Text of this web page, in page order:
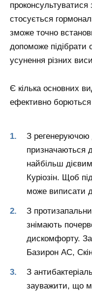
стосується
зможе точно
допоможе підібрати
усунення різних
Є кілька основних
ефективно
З регенеруючою
призначаються
найбільш
Куріозін. Щоб
може виписати
З
знімають
дискомфорту.
Базирон АС,
З
зауважити, що